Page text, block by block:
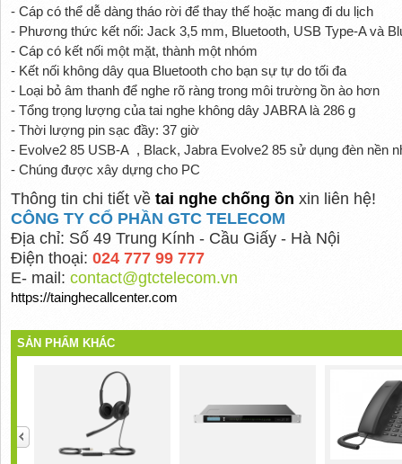
- Cáp có thể dễ dàng tháo rời để thay thế hoặc mang đi du lịch
- Phương thức kết nối: Jack 3,5 mm, Bluetooth, USB Type-A và
- Cáp có kết nối một mặt, thành một nhóm
- Kết nối không dây qua Bluetooth cho bạn sự tự do tối đa
- Loại bỏ âm thanh để nghe rõ ràng trong môi trường ồn ào hơn
- Tổng trọng lượng của tai nghe không dây JABRA là 286 g
- Thời lượng pin sạc đầy: 37 giờ
- Evolve2 85 USB-A , Black, Jabra Evolve2 85 sử dụng đèn nền
- Chúng được xây dựng cho PC
Thông tin chi tiết về tai nghe chống ồn xin liên hệ!
CÔNG TY CỔ PHẦN GTC TELECOM
Địa chỉ: Số 49 Trung Kính - Cầu Giấy - Hà Nội
Điện thoại: 024 777 99 777
E- mail: contact@gtctelecom.vn
https://tainghecallcenter.com
SẢN PHẨM KHÁC